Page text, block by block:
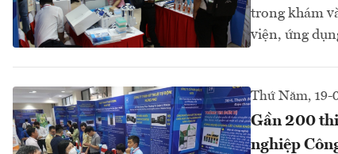
trong khám
viện, ứng
Thứ Năm, 19-
Gần 200
nghiệp